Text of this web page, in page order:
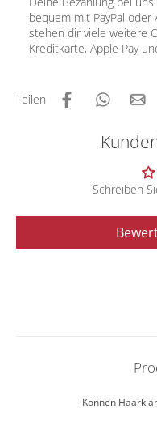
bequem mit PayPal oder
stehen dir viele weitere
Kreditkarte, Apple Pay
Teilen
Schreiben
Können